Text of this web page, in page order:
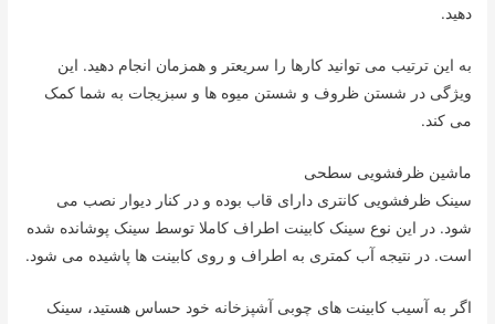
دهید.
به این ترتیب می توانید کارها را سریعتر و همزمان انجام دهید. این
ویژگی در شستن ظروف و شستن میوه ها و سبزیجات به شما کمک
می کند.
ماشین ظرفشویی سطحی
سینک ظرفشویی کانتری دارای قاب بوده و در کنار دیوار نصب می
شود. در این نوع سینک کابینت اطراف کاملا توسط سینک پوشانده شده
است. در نتیجه آب کمتری به اطراف و روی کابینت ها پاشیده می شود.
اگر به آسیب کابینت های چوبی آشپزخانه خود حساس هستید، سینک